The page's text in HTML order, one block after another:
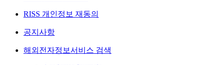
RISS 개인정보 재동의
공지사항
해외전자정보서비스 검색